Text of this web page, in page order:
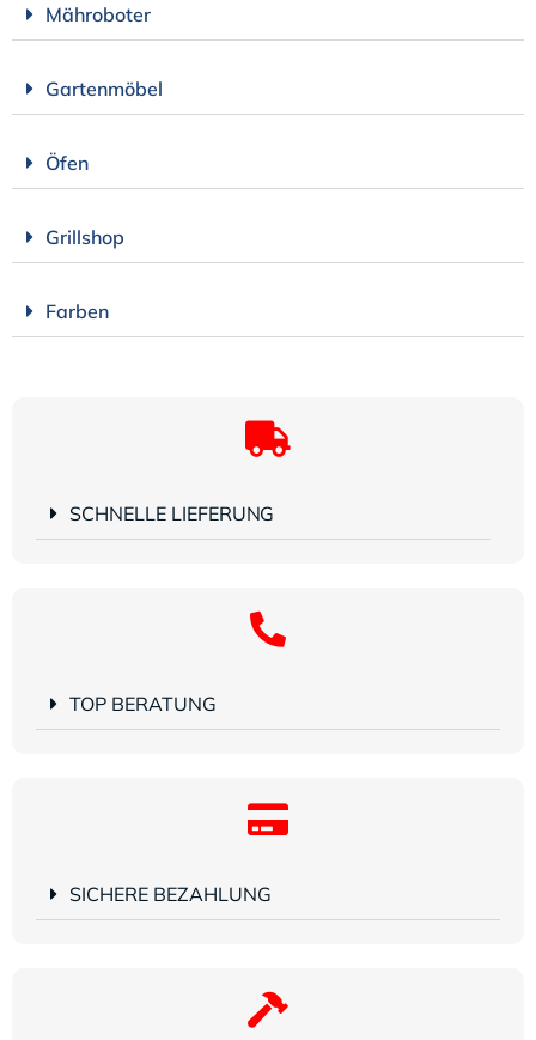
Mähroboter
Gartenmöbel
Öfen
Grillshop
Farben
SCHNELLE LIEFERUNG
TOP BERATUNG
SICHERE BEZAHLUNG